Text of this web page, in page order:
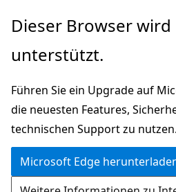
Zu
wechseln
Dieser Browser
unterstützt.
Führen Sie ein Upgrade auf
die neuesten Features,
technischen Support zu nutzen.
Microsoft Edge